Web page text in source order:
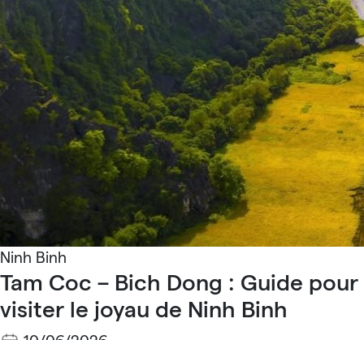
Ninh Binh
Tam Coc – Bich Dong : Guide pour
visiter le joyau de Ninh Binh